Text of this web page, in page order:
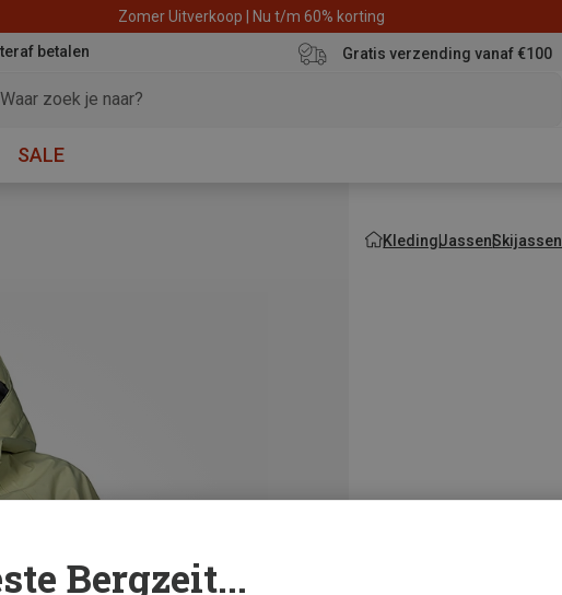
Zomer Uitverkoop | Nu t/m 60% korting
betalen Gratis verzending vanaf €100
SALE
KledingJassenSkijassen
Bergzeit...